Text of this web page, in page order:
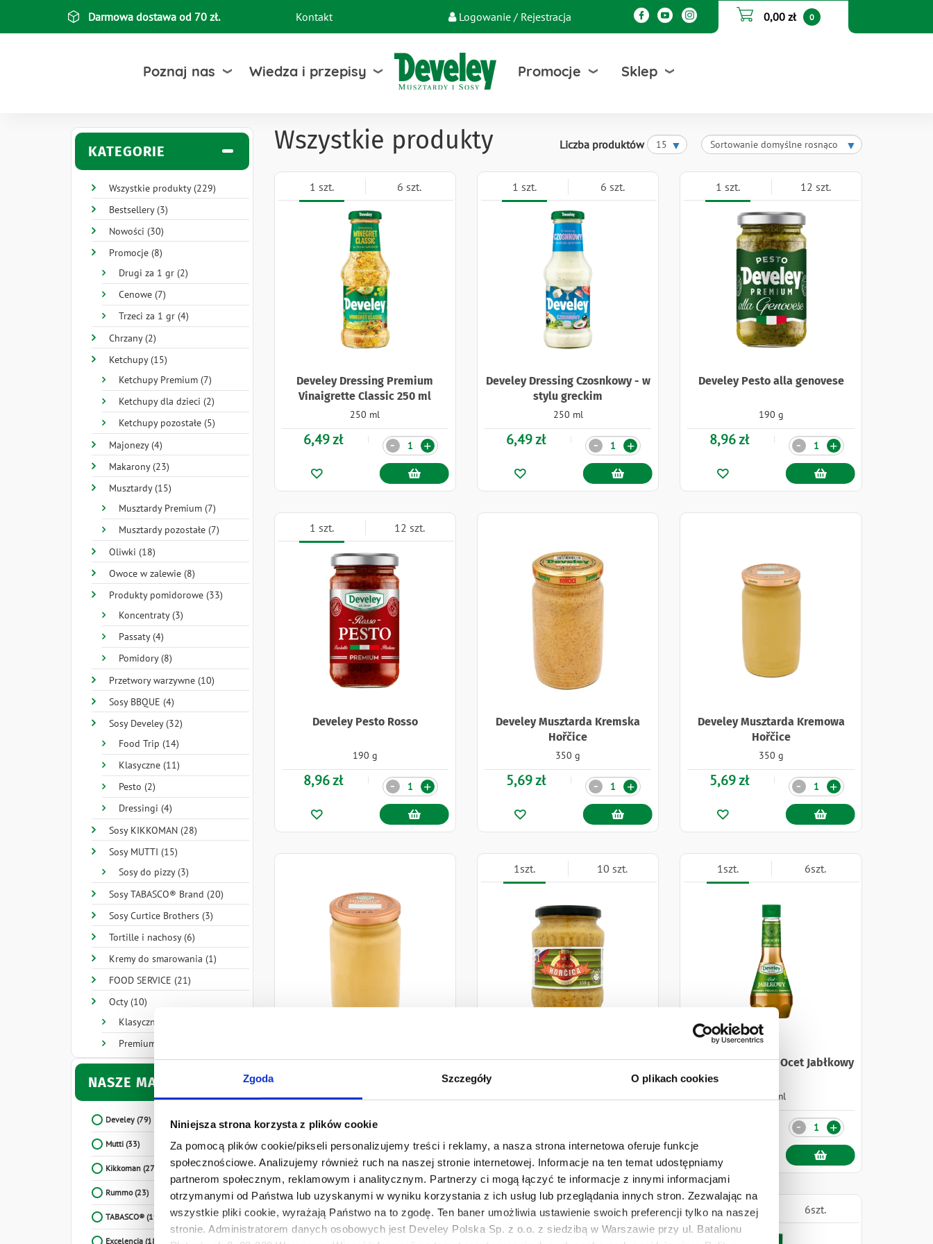
Zgoda Szczegóły O plikach cookies
Niniejsza strona korzysta z plików cookie
Za pomocą plików cookie/pikseli personalizujemy treści i reklamy, a nasza strona internetowa oferuje funkcje
społecznościowe. Analizujemy również ruch na naszej stronie internetowej. Informacje na ten temat udostępniamy
partnerom społecznym, reklamowym i analitycznym. Partnerzy ci mogą łączyć te informacje z innymi informacjami
otrzymanymi od Państwa lub uzyskanymi w wyniku korzystania z ich usług lub przeglądania innych stron. Zezwalając na
wszystkie pliki cookie, wyrażają Państwo na to zgodę. Ten baner umożliwia ustawienie swoich preferencji tylko na naszej
stronie. Administratorem danych osobowych jest Develey Polska Sp. z o.o. z siedzibą w Warszawie przy ul. Batalionu
Darmowa dostawa od 70 zł. Kontakt Logowanie / Rejestracja 0,00 zł 0
Poznaj nas Wiedza i przepisy Promocje Sklep
KATEGORIE
Wszystkie produkty (229)
Bestsellery (3)
Nowości (30)
Promocje (8)
Drugi za 1 gr (2)
Cenowe (7)
Trzeci za 1 gr (4)
Chrzany (2)
Ketchupy (15)
Ketchupy Premium (7)
Ketchupy dla dzieci (2)
Ketchupy pozostałe (5)
Majonezy (4)
Makarony (23)
Musztardy (15)
Musztardy Premium (7)
Musztardy pozostałe (7)
Oliwki (18)
Owoce w zalewie (8)
Produkty pomidorowe (33)
Koncentraty (3)
Passaty (4)
Pomidory (8)
Przetwory warzywne (10)
Sosy BBQUE (4)
Sosy Develey (32)
Food Trip (14)
Klasyczne (11)
Pesto (2)
Dressingi (4)
Sosy KIKKOMAN (28)
Sosy MUTTI (15)
Sosy do pizzy (3)
Sosy TABASCO® Brand (20)
Sosy Curtice Brothers (3)
Tortille i nachosy (6)
Kremy do smarowania (1)
FOOD SERVICE (21)
Octy (10)
Klasyczne (6)
Premium (2)
NASZE MARKI
Develey (79)
Mutti (33)
Kikkoman (27)
Rummo (23)
TABASCO® (19)
Excelencia (18)
Wszystkie produkty Liczba produktów
Develey Dressing Premium
Vinaigrette Classic 250 ml
250 ml
6,49 zł
1 szt. 6 szt.
Ilość +
-
Develey Dressing Czosnkowy - w
stylu greckim
250 ml
6,49 zł
1 szt. 6 szt.
Ilość +
-
Develey Pesto alla genovese
190 g
8,96 zł
1 szt. 12 szt.
Ilość +
-
Develey Pesto Rosso
190 g
8,96 zł
1 szt. 12 szt.
Ilość +
-
Develey Musztarda Kremska
Hořčice
350 g
5,69 zł Ilość +
-
Develey Musztarda Kremowa
Hořčice
350 g
5,69 zł Ilość +
-
Develey Musztarda
350 g
5,69 zł
Develey Hořčica Snico
1szt. 10 szt.
Develey Premium Ocet Jabłkowy
250 ml
1szt. 6szt.
Ilość +
-
1szt. 6szt. 1szt. 6szt. 1szt. 6szt.